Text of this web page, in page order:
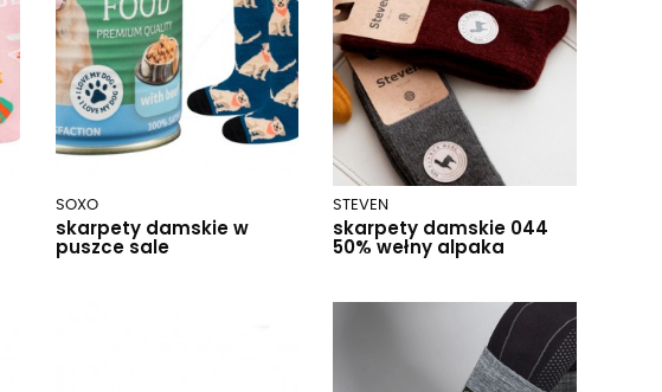
SOXO
skarpety damskie w
puszce sale
STEVEN
skarpety damskie 044
50% wełny alpaka